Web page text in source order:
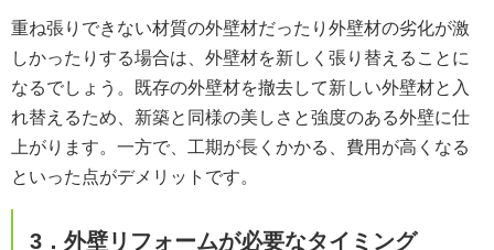
重ね張りできない材質の外壁材だったり外壁材の劣化が激
しかったりする場合は、外壁材を新しく張り替えることに
なるでしょう。既存の外壁材を撤去して新しい外壁材と入
れ替えるため、新築と同様の美しさと強度のある外壁に仕
上がります。一方で、工期が長くかかる、費用が高くなる
といった点がデメリットです。
3．外壁リフォームが必要なタイミング